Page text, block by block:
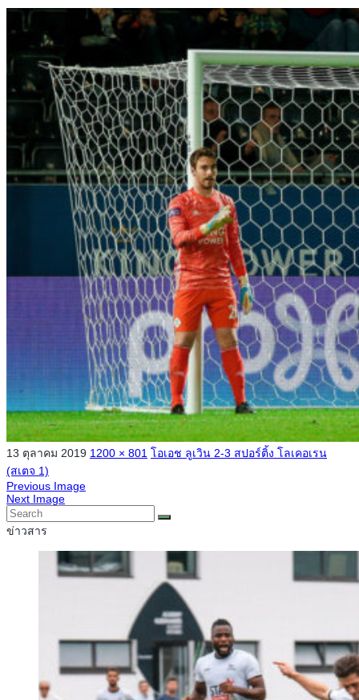
13 ตุลาคม 2019 1200 × 801 โอเอช ลูเวิน 2-3 สปอร์ติ้ง โลเคอเรน
(สเตจ 1)
Previous Image
Next Image
ข่าวสาร